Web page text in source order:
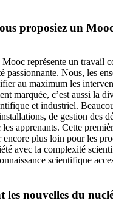
proposiez un
représente un travail
passionnante. Nous, les
au maximum les
marquée, c’est aussi la
et industriel.
de gestion des
apprenants. Cette
plus loin pour les
avec la complexité
scientifique
les nouvelles du